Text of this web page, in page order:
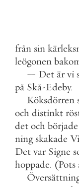
från sin
leögonen
— Det är vi
på Skå-Edeby.
Köksdörren
och distinkt
det och började
ning skakade
Det var Signe
hoppade. (Pots